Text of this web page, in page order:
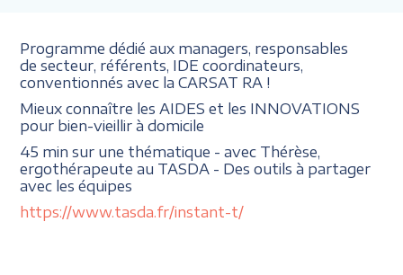
Programme dédié aux managers, responsables
de secteur, référents, IDE coordinateurs,
conventionnés avec la CARSAT RA !
Mieux connaître les AIDES et les INNOVATIONS
pour bien-vieillir à domicile
45 min sur une thématique - avec Thérèse,
ergothérapeute au TASDA - Des outils à partager
avec les équipes
https://www.tasda.fr/instant-t/